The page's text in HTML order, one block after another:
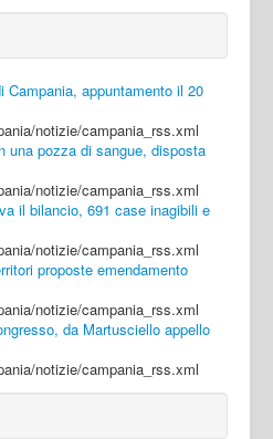
Campania, appuntamento il 20
notizie/campania_rss.xml
una pozza di sangue, disposta
notizie/campania_rss.xml
il bilancio, 691 case inagibili e
notizie/campania_rss.xml
proposte emendamento
notizie/campania_rss.xml
da Martusciello appello
notizie/campania_rss.xml